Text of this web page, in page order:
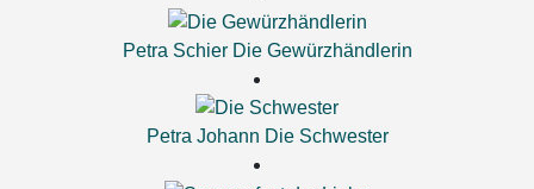
Petra Schier Die Gewürzhändlerin
Petra Johann Die Schwester